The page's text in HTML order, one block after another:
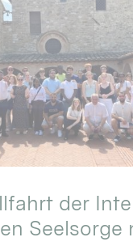
der
Seelsorge